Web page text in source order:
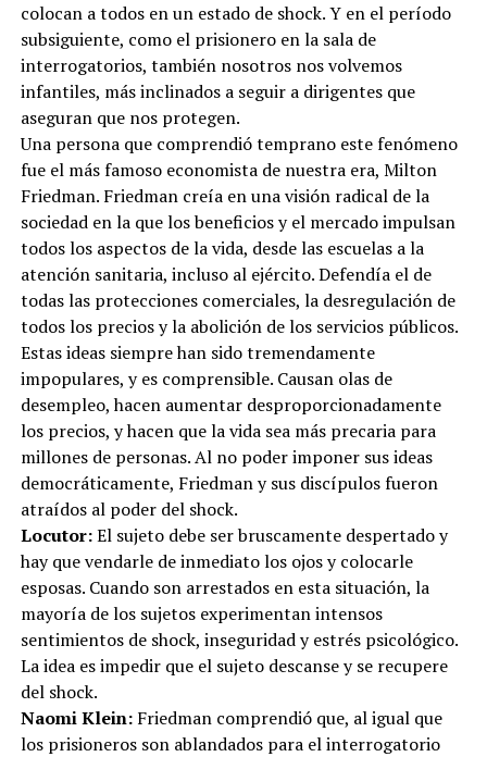
colocan a todos en un estado de shock. Y en el período
subsiguiente, como el prisionero en la sala de
interrogatorios, también nosotros nos volvemos
infantiles, más inclinados a seguir a dirigentes que
aseguran que nos protegen.
Una persona que comprendió temprano este fenómeno
fue el más famoso economista de nuestra era, Milton
Friedman. Friedman creía en una visión radical de la
sociedad en la que los beneficios y el mercado impulsan
todos los aspectos de la vida, desde las escuelas a la
atención sanitaria, incluso al ejército. Defendía el de
todas las protecciones comerciales, la desregulación de
todos los precios y la abolición de los servicios públicos.
Estas ideas siempre han sido tremendamente
impopulares, y es comprensible. Causan olas de
desempleo, hacen aumentar desproporcionadamente
los precios, y hacen que la vida sea más precaria para
millones de personas. Al no poder imponer sus ideas
democráticamente, Friedman y sus discípulos fueron
atraídos al poder del shock.
Locutor:El sujeto debe ser bruscamente despertado y
hay que vendarle de inmediato los ojos y colocarle
esposas. Cuando son arrestados en esta situación, la
mayoría de los sujetos experimentan intensos
sentimientos de shock, inseguridad y estrés psicológico.
La idea es impedir que el sujeto descanse y se recupere
del shock.
Naomi Klein: Friedman comprendió que, al igual que
los prisioneros son ablandados para el interrogatorio